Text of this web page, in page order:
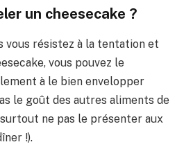
un cheesecake ?
vous résistez à la tentation et
vous pouvez le
à le bien envelopper
le goût des autres aliments de
ne pas le présenter aux
!).